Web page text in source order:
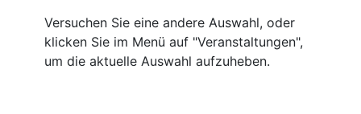
Versuchen Sie eine andere Auswahl, oder
klicken Sie im Menü auf "Veranstaltungen",
um die aktuelle Auswahl aufzuheben.